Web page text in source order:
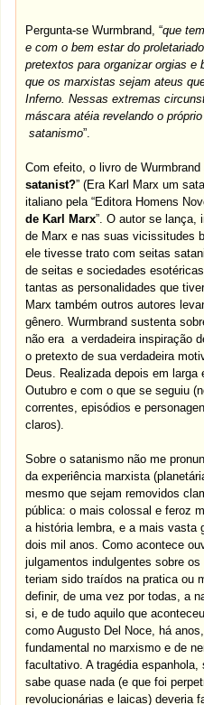
Pergunta-se Wurmbrand, “que
e com o bem estar do
pretextos para organizar orgias
que os marxistas sejam ateus
Inferno. Nessas extremas
máscara atéia revelando o
satanismo”.
Com efeito, o livro de Wurmbrand
satanist?” (Era Karl Marx um
italiano pela “Editora Homens
de Karl Marx”. O autor se lança,
de Marx e nas suas vicissitudes
ele tivesse trato com seitas
de seitas e sociedades
tantas as personalidades que
Marx também outros autores
gênero. Wurmbrand sustenta
não era a verdadeira inspiração
o pretexto de sua verdadeira
Deus. Realizada depois em
Outubro e com o que se seguiu
correntes, episódios e
claros).
Sobre o satanismo não me
da experiência marxista
mesmo que sejam removidos
pública: o mais colossal e feroz
a história lembra, e a mais vasta
dois mil anos. Como acontece
julgamentos indulgentes sobre os
teriam sido traídos na pratica ou
definir, de uma vez por todas, a
si, e de tudo aquilo que
como Augusto Del Noce, há
fundamental no marxismo e de
facultativo. A tragédia
sabe quase nada (e que foi
revolucionárias e laicas) deveria